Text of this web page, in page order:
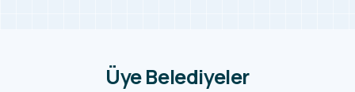
Üye Belediyeler